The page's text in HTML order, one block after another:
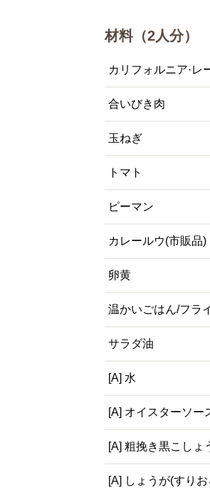
材料（2人分）
カリフォルニア·レ
合いびき肉
玉ねぎ
トマト
ピーマン
カレールウ(市販品)
卵黄
温かいごはん/フラ
サラダ油
[A] 水
[A] オイスターソー
[A] 粗挽き黒こしょ
[A] しょうが(すり